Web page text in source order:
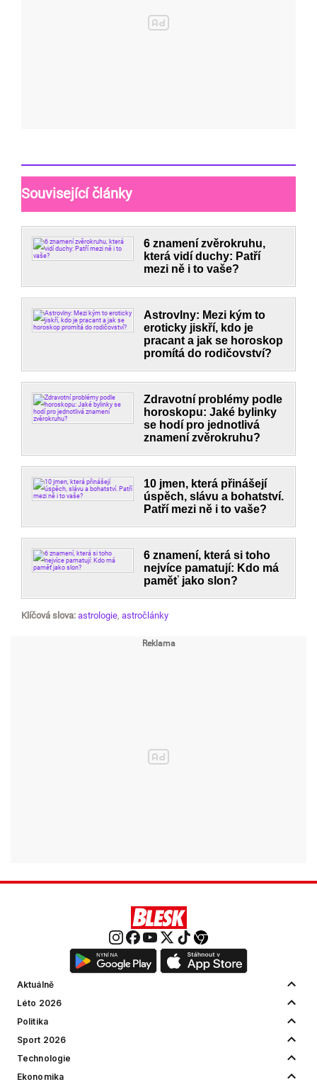
Související články
6 znamení zvěrokruhu,
která vidí duchy: Patří
mezi ně i to vaše?
Astrovlny: Mezi kým to
eroticky jiskří, kdo je
pracant a jak se horoskop
promítá do rodičovství?
Zdravotní problémy podle
horoskopu: Jaké bylinky
se hodí pro jednotlivá
znamení zvěrokruhu?
10 jmen, která přinášejí
úspěch, slávu a bohatství.
Patří mezi ně i to vaše?
6 znamení, která si toho
nejvíce pamatují: Kdo má
paměť jako slon?
Klíčová slova: astrologie, astročlánky
Aktuálně
Léto 2026
Politika
Sport 2026
Technologie
Ekonomika